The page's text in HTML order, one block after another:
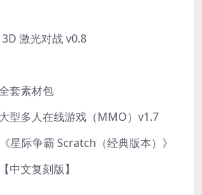
激光对战 v0.8
套素材包
型多人在线游戏（MMO）v1.7
星际争霸 Scratch（经典版本）》
中文复刻版】